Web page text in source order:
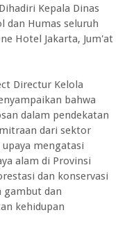
Kepala Dinas
dan Humas seluruh
Hotel Jakarta, Jum'at
Directur Kelola
bahwa
dalam pendekatan
dari sektor
mengatasi
alam di Provinsi
dan konservasi
gambut dan
kehidupan